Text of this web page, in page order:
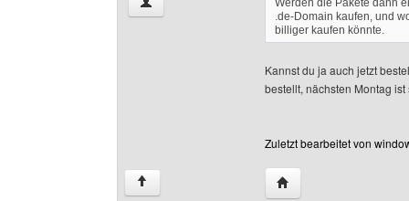
Werden die Pakete dann
.de-Domain kaufen, und
billiger kaufen könnte.
Kannst du ja auch jetzt
bestellt, nächsten Montag
Zuletzt bearbeitet von
↑ Website dieses